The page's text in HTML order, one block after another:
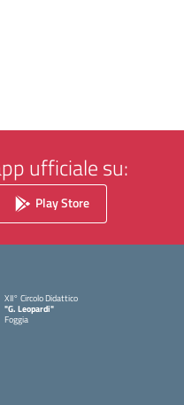
ufficiale su:
Play Store
XII° Circolo Didattico
"G. Leopardi"
Foggia
— Visita la pagina iniziale della scuola